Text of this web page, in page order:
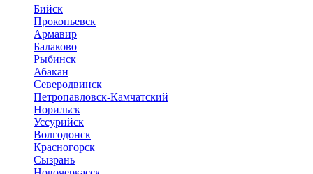
Бийск
Прокопьевск
Армавир
Балаково
Рыбинск
Абакан
Северодвинск
Петропавловск-Камчатский
Норильск
Уссурийск
Волгодонск
Красногорск
Сызрань